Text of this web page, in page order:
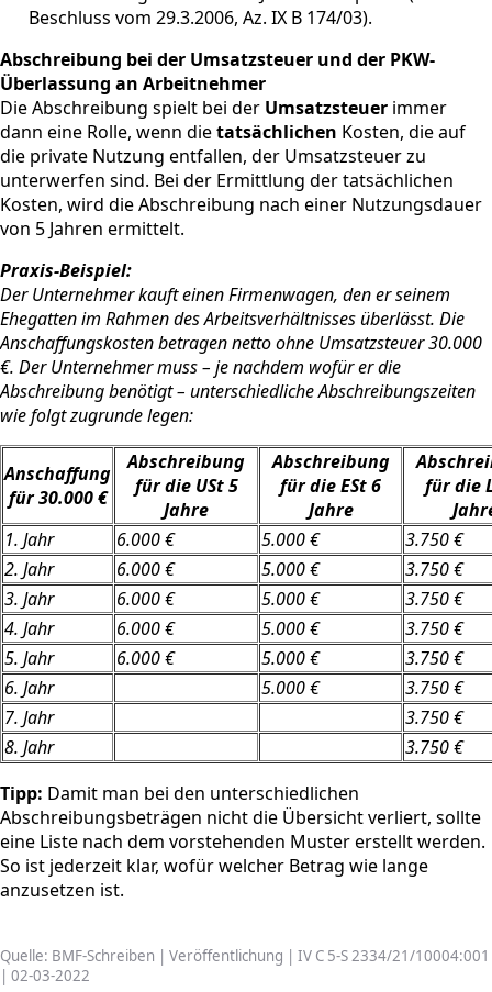
Beschluss vom 29.3.2006, Az. IX B 174/03).
Abschreibung bei der Umsatzsteuer und der PKW-
Überlassung an Arbeitnehmer
Die Abschreibung spielt bei der Umsatzsteuer immer
dann eine Rolle, wenn dietatsächlichen Kosten, die auf
die private Nutzung entfallen, der Umsatzsteuer zu
unterwerfen sind. Bei der Ermittlung der tatsächlichen
Kosten, wird die Abschreibung nach einer Nutzungsdauer
von 5 Jahren ermittelt.
Praxis-Beispiel:
Der Unternehmer kauft einen Firmenwagen, den er seinem
Ehegatten im Rahmen des Arbeitsverhältnisses überlässt. Die
Anschaffungskosten betragen netto ohne Umsatzsteuer 30.000
€. Der Unternehmer muss – je nachdem wofür er die
Abschreibung benötigt – unterschiedliche Abschreibungszeiten
wie folgt zugrunde legen:
Anschaffung
für 30.000 €
Abschreibung
für die USt 5
Jahre
Abschreibung
für die ESt 6
Jahre
für die
1. Jahr
6.000 € 5.000 €
3.750 €
2. Jahr
6.000 € 5.000 €
3.750 €
3. Jahr
6.000 € 5.000 €
3.750 €
4. Jahr
6.000 € 5.000 €
3.750 €
5. Jahr
6.000 € 5.000 €
3.750 €
6. Jahr
5.000 €
3.750 €
7. Jahr
3.750 €
8. Jahr
3.750 €
Tipp: Damit man bei den unterschiedlichen
Abschreibungsbeträgen nicht die Übersicht verliert, sollte
eine Liste nach dem vorstehenden Muster erstellt werden.
So ist jederzeit klar, wofür welcher Betrag wie lange
anzusetzen ist.
Quelle: BMF-Schreiben | Veröffentlichung | IV C 5-S 2334/21/10004:001
| 02-03-2022